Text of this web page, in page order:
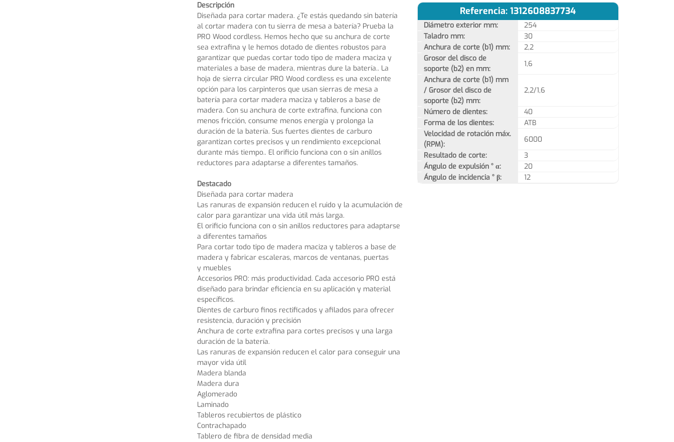
Descripción
Diseñada para cortar madera. ¿Te estás quedando sin batería
al cortar madera con tu sierra de mesa a batería? Prueba la
PRO Wood cordless. Hemos hecho que su anchura de corte
sea extrafina y le hemos dotado de dientes robustos para
garantizar que puedas cortar todo tipo de madera maciza y
materiales a base de madera, mientras dure la batería.. La
hoja de sierra circular PRO Wood cordless es una excelente
opción para los carpinteros que usan sierras de mesa a
batería para cortar madera maciza y tableros a base de
madera. Con su anchura de corte extrafina, funciona con
menos fricción, consume menos energía y prolonga la
duración de la batería. Sus fuertes dientes de carburo
garantizan cortes precisos y un rendimiento excepcional
durante más tiempo.. El orificio funciona con o sin anillos
reductores para adaptarse a diferentes tamaños.
Destacado
Diseñada para cortar madera
Las ranuras de expansión reducen el ruido y la acumulación de
calor para garantizar una vida útil más larga.
El orificio funciona con o sin anillos reductores para adaptarse
a diferentes tamaños
Para cortar todo tipo de madera maciza y tableros a base de
madera y fabricar escaleras, marcos de ventanas, puertas
y muebles
Accesorios PRO: más productividad. Cada accesorio PRO está
diseñado para brindar eficiencia en su aplicación y material
específicos.
Dientes de carburo finos rectificados y afilados para ofrecer
resistencia, duración y precisión
Anchura de corte extrafina para cortes precisos y una larga
duración de la batería.
Las ranuras de expansión reducen el calor para conseguir una
mayor vida útil
Madera blanda
Madera dura
Aglomerado
Laminado
Tableros recubiertos de plástico
Contrachapado
Tablero de fibra de densidad media
Referencia: 1312608837734
Diámetro exterior mm:
254
Taladro mm:
30
Anchura de corte (b1) mm:
2,2
Grosor del disco de
soporte (b2) en mm:
1,6
Anchura de corte (b1) mm
/ Grosor del disco de
soporte (b2) mm:
2,2/1,6
Número de dientes:
40
Forma de los dientes:
ATB
Velocidad de rotación máx.
(RPM):
6000
Resultado de corte:
3
Ángulo de expulsión ° α:
20
Ángulo de incidencia ° β:
12